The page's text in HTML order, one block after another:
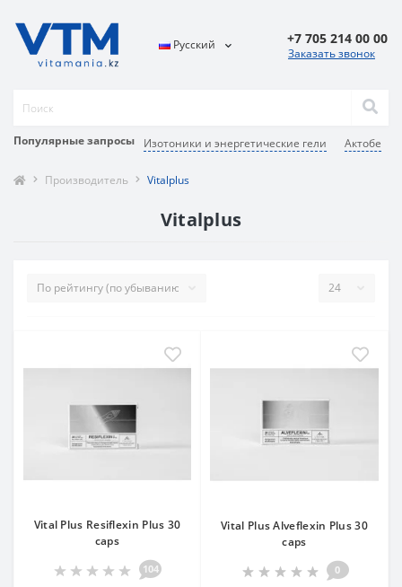
Популярные запросы Изотоники и энергетические гели Актобе
Русский +7 705 214 00 00
Заказать звонок
Производитель Vitalplus
Vitalplus
Vital Plus Resiflexin Plus 30
caps
104
Vital Plus Alveflexin Plus 30
caps
0